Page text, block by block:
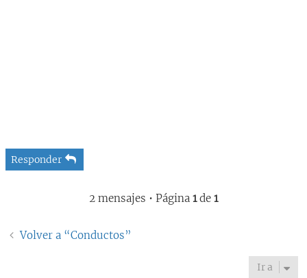
Responder
2 mensajes • Página 1de 1
Volver a “Conductos”
Ir a